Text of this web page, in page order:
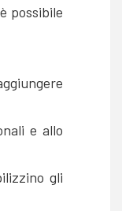
possibile
e allo
gli